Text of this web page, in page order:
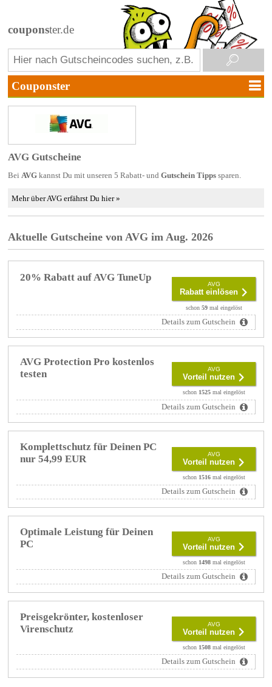
couponster.de
AVG Gutscheine
Bei AVGkannst Du mit unseren 5 Rabatt- und Gutschein Tippssparen.
Mehr über AVG erfährst Du hier »
Aktuelle Gutscheine von AVG im Aug. 2026
20% Rabatt auf AVG TuneUp
AVG
Rabatt einlösen
schon 59mal eingelöst
Details zum Gutschein
AVG Protection Pro kostenlos
testen
AVG
Vorteil nutzen
schon 1525mal eingelöst
Details zum Gutschein
Komplettschutz für Deinen PC
nur 54,99 EUR
AVG
Vorteil nutzen
schon 1516mal eingelöst
Details zum Gutschein
Optimale Leistung für Deinen
PC
AVG
Vorteil nutzen
schon 1498mal eingelöst
Details zum Gutschein
Preisgekrönter, kostenloser
Virenschutz
AVG
Vorteil nutzen
schon 1508mal eingelöst
Details zum Gutschein